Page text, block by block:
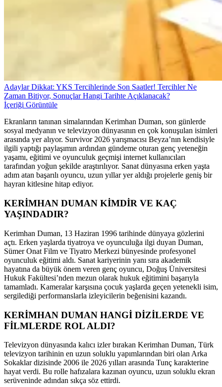
Adaylar Dikkat: YKS Tercihlerinde Son Saatler! Tercihler Ne
Zaman Bitiyor, Sonuçlar Hangi Tarihte Açıklanacak?
İçeriği Görüntüle
Ekranların tanınan simalarından Kerimhan Duman, son günlerde
sosyal medyanın ve televizyon dünyasının en çok konuşulan isimleri
arasında yer alıyor. Survivor 2026 yarışmacısı Beyza’nın kendisiyle
ilgili yaptığı paylaşımın ardından gündeme oturan genç yeteneğin
yaşamı, eğitimi ve oyunculuk geçmişi internet kullanıcıları
tarafından yoğun şekilde araştırılıyor. Sanat dünyasına erken yaşta
adım atan başarılı oyuncu, uzun yıllar yer aldığı projelerle geniş bir
hayran kitlesine hitap ediyor.
KERİMHAN DUMAN KİMDİR VE KAÇ
YAŞINDADIR?
Kerimhan Duman, 13 Haziran 1996 tarihinde dünyaya gözlerini
açtı. Erken yaşlarda tiyatroya ve oyunculuğa ilgi duyan Duman,
Sümer Onat Film ve Tiyatro Merkezi bünyesinde profesyonel
oyunculuk eğitimi aldı. Sanat kariyerinin yanı sıra akademik
hayatına da büyük önem veren genç oyuncu, Doğuş Üniversitesi
Hukuk Fakültesi’nden mezun olarak hukuk eğitimini başarıyla
tamamladı. Kameralar karşısına çocuk yaşlarda geçen yetenekli isim,
sergilediği performanslarla izleyicilerin beğenisini kazandı.
KERİMHAN DUMAN HANGİ DİZİLERDE VE
FİLMLERDE ROL ALDI?
Televizyon dünyasında kalıcı izler bırakan Kerimhan Duman, Türk
televizyon tarihinin en uzun soluklu yapımlarından biri olan Arka
Sokaklar dizisinde 2006 ile 2026 yılları arasında Tunç karakterine
hayat verdi. Bu rolle hafızalara kazınan oyuncu, uzun soluklu ekran
serüveninde adından sıkça söz ettirdi.